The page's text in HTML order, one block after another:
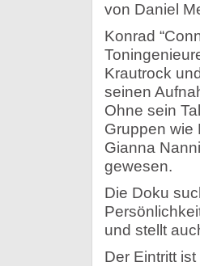
von Daniel
Konrad
Krautrock
seinen
Ohne sein
Gruppen wie
Gianna
gewesen.
Die Doku
und stellt
Der Eintritt